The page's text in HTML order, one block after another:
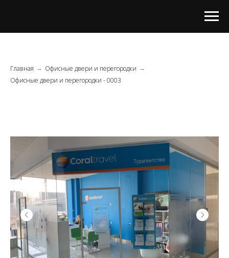
Главная → Офисные двери и перегородки →
Офисные двери и перегородки - 0003